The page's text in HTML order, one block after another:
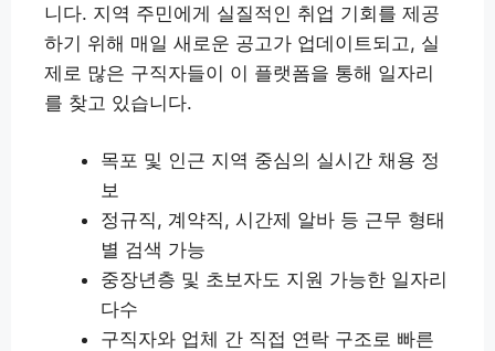
니다. 지역 주민에게 실질적인 취업 기회를 제공
하기 위해 매일 새로운 공고가 업데이트되고, 실
제로 많은 구직자들이 이 플랫폼을 통해 일자리
를 찾고 있습니다.
목포 및 인근 지역 중심의 실시간 채용 정
보
정규직, 계약직, 시간제 알바 등 근무 형태
별 검색 가능
중장년층 및 초보자도 지원 가능한 일자리
다수
구직자와 업체 간 직접 연락 구조로 빠른